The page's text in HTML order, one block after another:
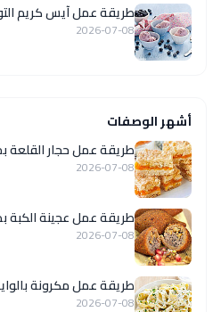
طريقة عمل آيس كريم
2026-07-08
أشهر الوصفات
طريقة عمل حجار
2026-07-08
طريقة عمل عجينة الكبة
2026-07-08
طريقة عمل مكرونة
2026-07-08